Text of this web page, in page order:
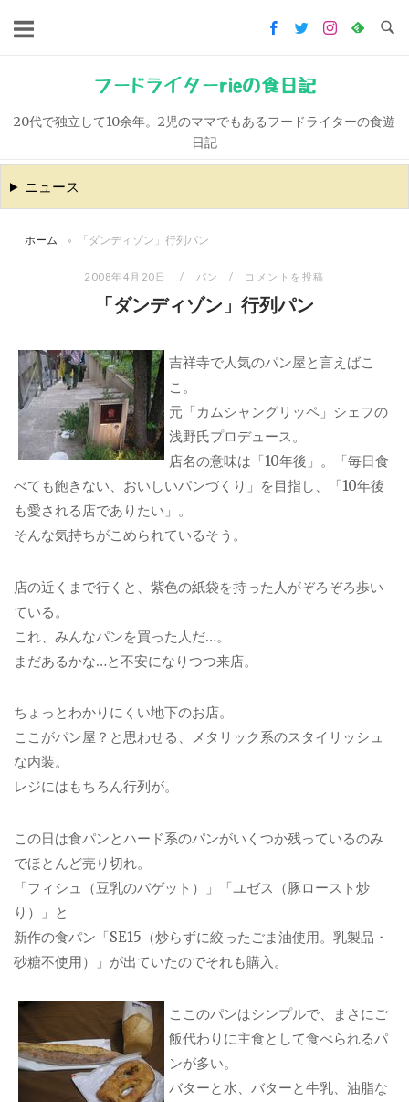
キ
ッ
フードライターrieの食日記
20代で独立して10余年。2児のママでもあるフードライターの食遊
日記
ニュース
ホーム » 「ダンディゾン」行列パン
2008年4月20日 パン コメントを投稿
「ダンディゾン」行列パン
吉祥寺で人気のパン屋と言えばこ
こ。
元「カムシャングリッペ」シェフの
浅野氏プロデュース。
店名の意味は「10年後」。「毎日食
べても飽きない、おいしいパンづくり」を目指し、「10年後
も愛される店でありたい」。
そんな気持ちがこめられているそう。
店の近くまで行くと、紫色の紙袋を持った人がぞろぞろ歩い
ている。
これ、みんなパンを買った人だ…。
まだあるかな…と不安になりつつ来店。
ちょっとわかりにくい地下のお店。
ここがパン屋？と思わせる、メタリック系のスタイリッシュ
な内装。
レジにはもちろん行列が。
この日は食パンとハード系のパンがいくつか残っているのみ
でほとんど売り切れ。
「フィシュ（豆乳のバゲット）」「ユゼス（豚ロースト炒
り）」と
新作の食パン「SE15（炒らずに絞ったごま油使用。乳製品・
砂糖不使用）」が出ていたのでそれも購入。
ここのパンはシンプルで、まさにご
飯代わりに主食として食べられるパ
ンが多い。
バターと水、バターと牛乳、油脂な